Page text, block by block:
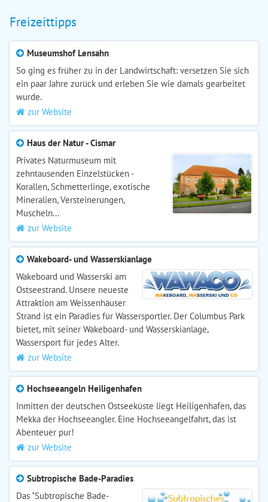
Freizeittipps
Museumshof Lensahn
So ging es früher zu in der Landwirtschaft: versetzen Sie sich
ein paar Jahre zurück und erleben Sie wie damals gearbeitet
wurde.
zur Website
Haus der Natur - Cismar
Privates Naturmuseum mit
zehntausenden Einzelstücken -
Korallen, Schmetterlinge, exotische
Mineralien, Versteinerungen,
Muscheln...
zur Website
Wakeboard- und Wasserskianlage
Wakeboard und Wasserski am
Ostseestrand. Unsere neueste
Attraktion am Weissenhäuser
Strand ist ein Paradies für Wassersportler. Der Columbus Park
bietet, mit seiner Wakeboard- und Wasserskianlage,
Wassersport für jedes Alter.
zur Website
Hochseeangeln Heiligenhafen
Inmitten der deutschen Ostseeküste liegt Heiligenhafen, das
Mekka der Hochseeangler. Eine Hochseeangelfahrt, das ist
Abenteuer pur!
zur Website
Subtropische Bade-Paradies
Das "Subtropische Bade-